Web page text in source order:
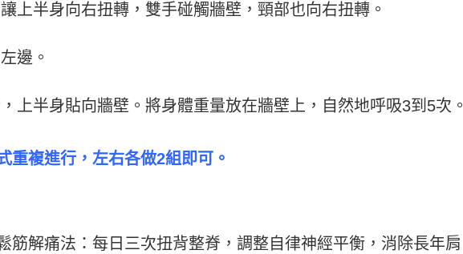
上半身向右扭轉，雙手碰觸牆壁，頸部也向右扭轉。
邊。
上半身貼向牆壁。將身體重量放在牆壁上，自然地呼吸3到5次。
重複進行，左右各做2組即可。
筋解痛法：每日三次扭背整脊，調整自律神經平衡，消除長年肩